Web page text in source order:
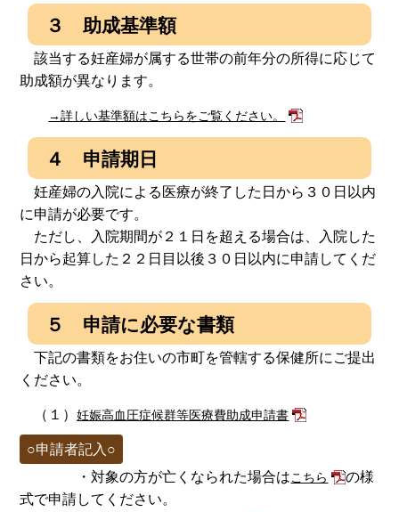
３ 助成基準額
該当する妊産婦が属する世帯の前年分の所得に応じて
助成額が異なります。
→詳しい基準額はこちらをご覧ください。
４ 申請期日
妊産婦の入院による医療が終了した日から３０日以内
に申請が必要です。
ただし、入院期間が２１日を超える場合は、入院した
日から起算した２２日目以後３０日以内に申請してくだ
さい。
５ 申請に必要な書類
下記の書類をお住いの市町を管轄する保健所にご提出
ください。
（１）妊娠高血圧症候群等医療費助成申請書
○申請者記入○
・対象の方が亡くなられた場合はこちら
の様
式で申請してください。